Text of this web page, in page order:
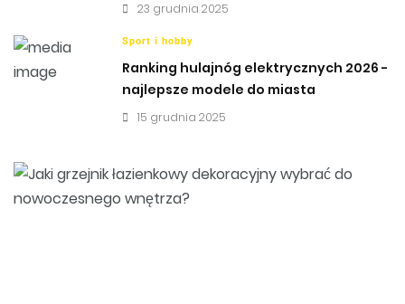
23 grudnia 2025
Sport i hobby
Ranking hulajnóg elektrycznych 2026 -
najlepsze modele do miasta
15 grudnia 2025